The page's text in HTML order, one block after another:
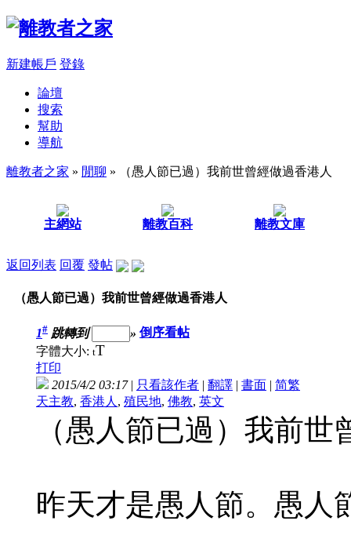
新建帳戶 登錄
論壇
搜索
幫助
導航
離教者之家 » 閒聊 » （愚人節已過）我前世曾經做過香港人
主網站 離教百科 離教文庫
返回列表 回覆 發帖
（愚人節已過）我前世曾經做過香港人
1# 跳轉到 » 倒序看帖
字體大小: tT
打印
2015/4/2 03:17| 只看該作者 | 翻譯 | 書面 | 简繁
天主教, 香港人 , 殖民地, 佛教, 英文
（愚人節已過）我前
昨天才是愚人節。愚人